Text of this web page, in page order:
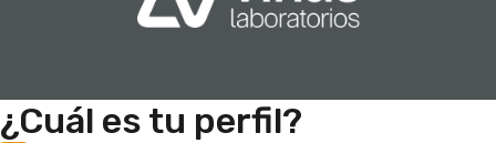
¿Cuál es tu perfil?